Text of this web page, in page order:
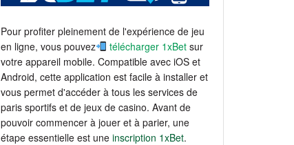
Pour profiter pleinement de l'expérience de jeu
en ligne, vous pouvez
télécharger 1xBet sur
votre appareil mobile. Compatible avec iOS et
Android, cette application est facile à installer et
vous permet d'accéder à tous les services de
paris sportifs et de jeux de casino. Avant de
pouvoir commencer à jouer et à parier, une
étape essentielle est une inscription 1xBet.